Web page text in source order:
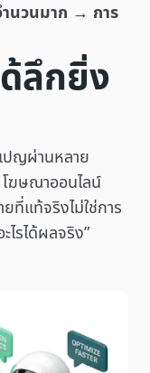
ลึกยิ่ง
ปญผ่านหลาย
โฆษณาออนไลน์
ที่แท้จริงไม่ใช่การ
ไรได้ผลจริง”
นวนมาก → การ